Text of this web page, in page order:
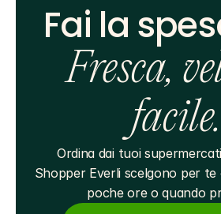
Fai la
Fresca,
facile.
Ordina dai tuoi
Shopper Everli scelgono per te
poche ore o quando